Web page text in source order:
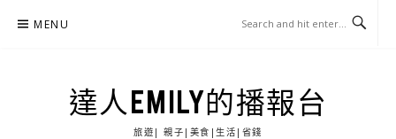
MENU
達人EMILY的播報台
旅遊| 親子|美食|生活|省錢